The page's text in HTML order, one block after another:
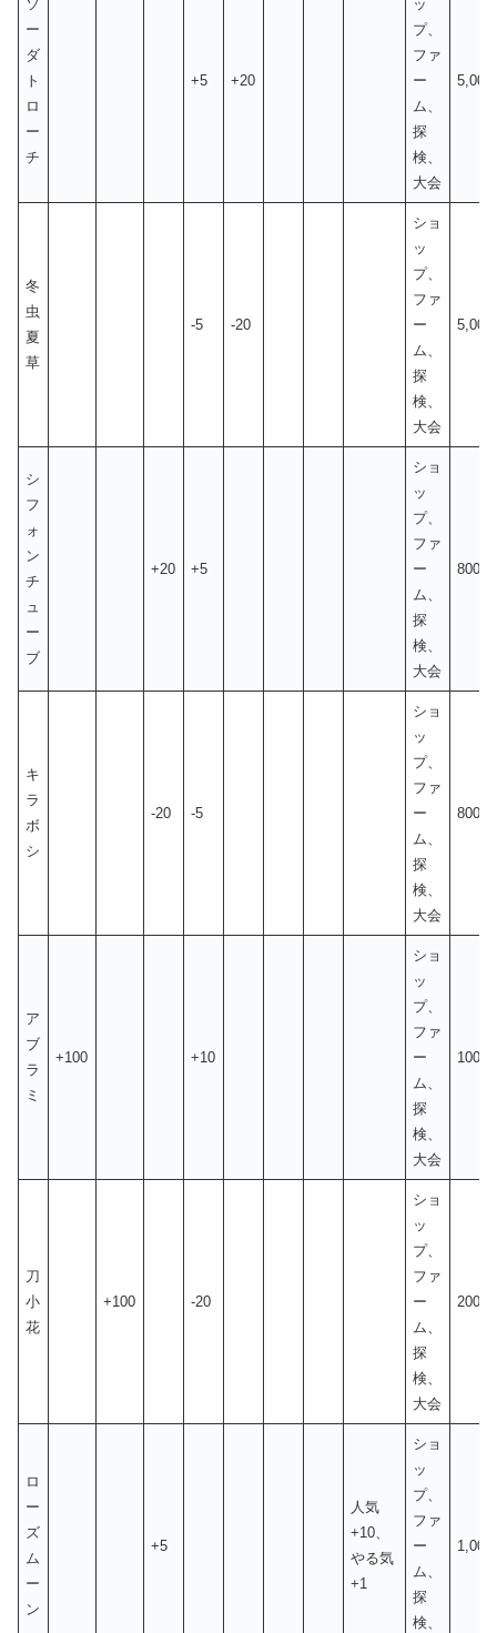
ソ
ー
ダ
ト
ロ
ー
チ
+5 +20
ッ
プ、
ファ
ー
ム、
探
検、
大会
5,000
冬
虫
夏
草
-5 -20
ショ
ッ
プ、
ファ
ー
ム、
探
検、
大会
5,000
シ
フ
ォ
ン
チ
ュ
ー
ブ
+20 +5
ショ
ッ
プ、
ファ
ー
ム、
探
検、
大会
800
キ
ラ
ボ
シ
-20 -5
ショ
ッ
プ、
ファ
ー
ム、
探
検、
大会
800
ア
ブ
ラ
ミ
+100 +10
ショ
ッ
プ、
ファ
ー
ム、
探
検、
大会
100
刀
小
花
+100 -20
ショ
ッ
プ、
ファ
ー
ム、
探
検、
大会
200
ロ
ー
ズ
ム
ー
ン
+5
人気
+10、
やる気
+1
ショ
ッ
プ、
ファ
ー
ム、
探
検、
1,000